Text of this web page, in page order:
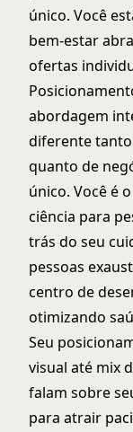
único. Você
bem-estar
ofertas
abordagem
diferente
quanto de
único. Você é
ciência para
trás do seu
pessoas
centro de
otimizando
Seu
visual até mix
falam sobre
para atrair